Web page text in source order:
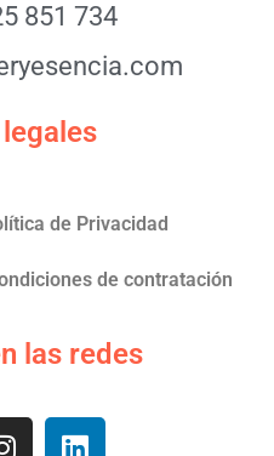
851 734
de Privacidad
de contratación
las redes